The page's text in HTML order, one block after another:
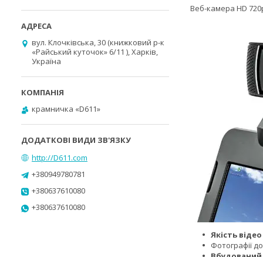
Веб-камера HD
Якість
Фотографії
вул. Клочківська, 30 (книжковий р-к
«Райський куточок» 6/11 ), Харків,
Україна
крамничка «D611»
http://D611.com
+380949780781
+380637610080
+380637610080